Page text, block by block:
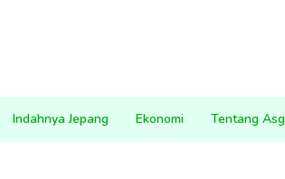
Indahnya Jepang Ekonomi Tentang